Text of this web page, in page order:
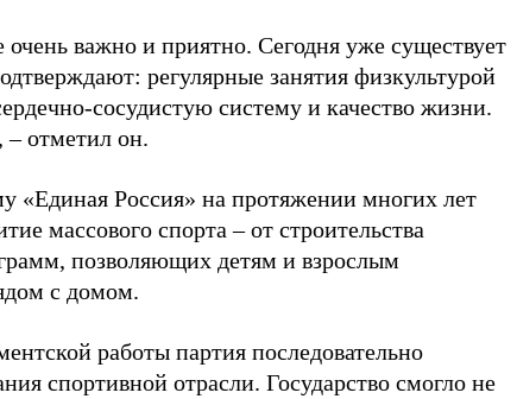
важно и приятно. Сегодня уже существует
регулярные занятия физкультурой
сосудистую систему и качество жизни.
– отметил он.
«Единая Россия» на протяжении многих лет
массового спорта – от строительства
позволяющих детям и взрослым
с домом.
работы партия последовательно
спортивной отрасли. Государство смогло не